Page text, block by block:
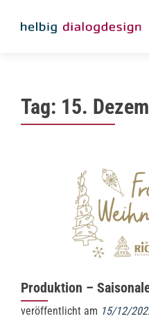
Tag: 15.
Produktion –
veröffentlicht am 15/12/